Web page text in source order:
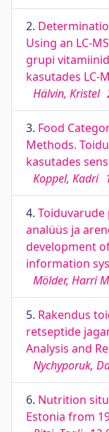
2.
Using an LC-
grupi
kasutades LC-
Hälvin, Kristel
3. Food
Methods.
kasutades
Koppel, Kadri
4.
analüüs ja
development
information
Mölder, Harri
5. Rakendus
retseptide
Analysis and
Nychyporuk,
6. Nutrition
Estonia from